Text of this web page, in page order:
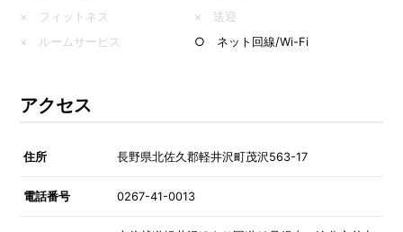
× フィットネス
× 送迎
× ルームサービス
○ ネット回線/Wi-Fi
アクセス
住所 長野県北佐久郡軽井沢町茂沢563-17
電話番号 0267-41-0013